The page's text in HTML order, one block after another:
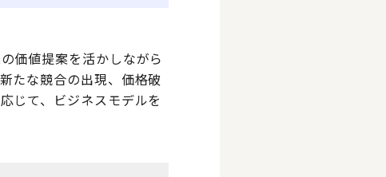
価値提案を活かしながら
たな競合の出現、価格破
じて、ビジネスモデルを